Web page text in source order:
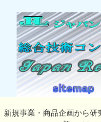
新規事業・商品企画から